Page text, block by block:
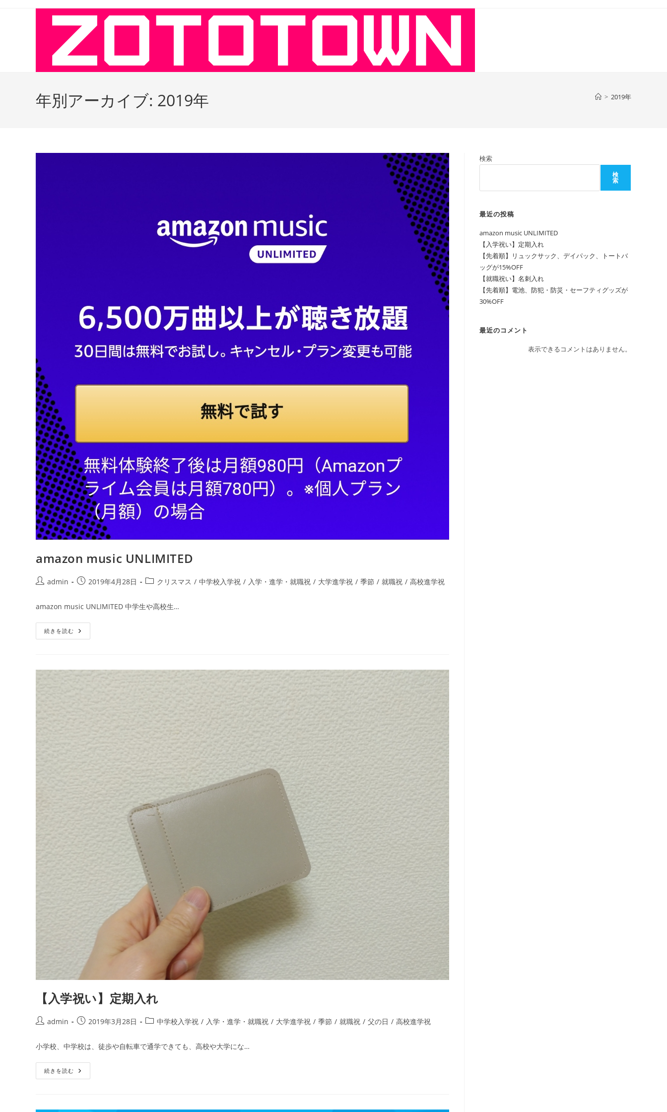
年別アーカイブ: 2019年 > 2019年
amazon music UNLIMITED
投 admin
投
公
開
日:
2019年4月28日
投
カ
テ
クリスマス / 中学校入学祝 / 入学・進学・就職祝 / 大学進学祝 / 季節 / 就職祝 / 高校進学祝
amazon music UNLIMITED 中学生や高校生…
続きを読む Amazon
Music
【入学祝い】定期入れ
投
者:
admin
投
公
開
日:
2019年3月28日
投
カ
テ
中学校入学祝 / 入学・進学・就職祝 / 大学進学祝 / 季節 / 就職祝 / 父の日 / 高校進学祝
小学校、中学校は、徒歩や自転車で通学できても、高校や大学にな…
続きを読む 【入
学
検索
検
索
最近の投稿
amazon music UNLIMITED
【入学祝い】定期入れ
【先着順】リュックサック、デイパック、トートバ
ッグが15%OFF
【就職祝い】名刺入れ
【先着順】電池、防犯・防災・セーフティグッズが
30%OFF
最近のコメント
表示できるコメントはありません。